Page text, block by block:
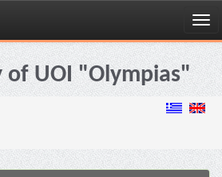
of UOI "Olympias"